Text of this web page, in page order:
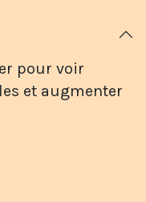
pour voir
et augmenter